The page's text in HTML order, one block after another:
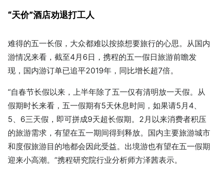
“天价”酒店劝退打工人
难得的五一长假，大众都难以按捺想要旅行的心思。从国内
游情况来看，截至4月6日，携程的五一假日旅游前瞻发
现，国内游订单已追平2019年，同比增长超7倍。
“自春节长假以来，上半年除了五一仅有清明放一天假。从
假期时长来看，五一假期有5天休息时间，如果请5月4、
5、6三天假，即可拼成9天超长假期。2月以来消费者积压
的旅游需求，有望在五一期间得到释放。国内主要旅游城市
和度假旅游目的地都会因此受益。出境游也有望在五一假期
迎来小高潮。”携程研究院行业分析师方泽茜表示。